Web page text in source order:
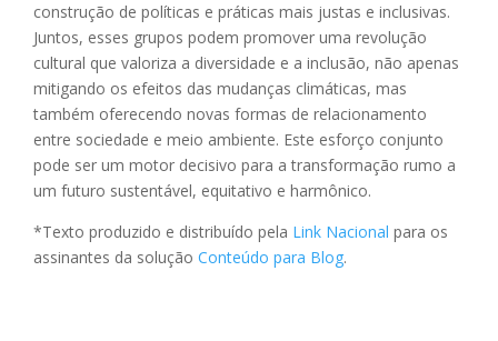
construção de políticas e práticas mais justas e inclusivas.
Juntos, esses grupos podem promover uma revolução
cultural que valoriza a diversidade e a inclusão, não apenas
mitigando os efeitos das mudanças climáticas, mas
também oferecendo novas formas de relacionamento
entre sociedade e meio ambiente. Este esforço conjunto
pode ser um motor decisivo para a transformação rumo a
um futuro sustentável, equitativo e harmônico.
*Texto produzido e distribuído pela Link Nacional para os
assinantes da solução Conteúdo para Blog.